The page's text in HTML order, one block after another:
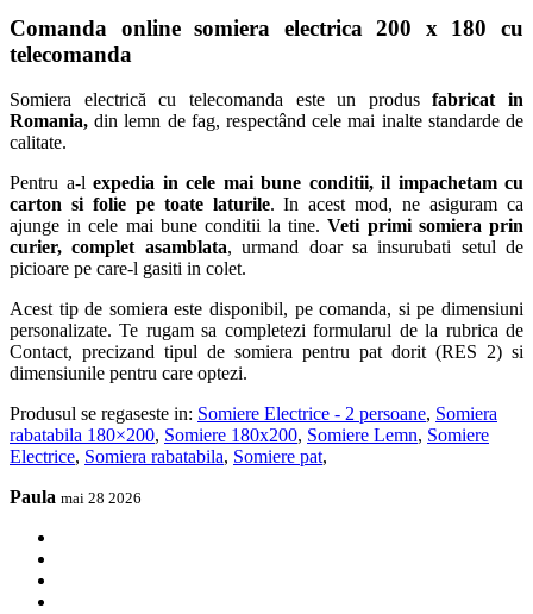
Comanda online somiera electrica 200 x 180 cu
telecomanda
Somiera electrică cu telecomanda este un produsfabricat in
Romania,din lemn de fag, respectând cele mai inalte standarde de
calitate.
Pentru a-l expedia in cele mai bune conditii, il impachetam cu
carton si folie pe toate laturile. In acest mod, ne asiguram ca
ajunge in cele mai bune conditii la tine.Veti primi somiera prin
curier, complet asamblata, urmand doar sa insurubati setul de
picioare pe care-l gasiti in colet.
Acest tip de somiera este disponibil, pe comanda, si pe dimensiuni
personalizate. Te rugam sa completezi formularul de la rubrica de
Contact, precizand tipul de somiera pentru pat dorit (RES 2) si
dimensiunile pentru care optezi.
Produsul se regaseste in: Somiere Electrice - 2 persoane, Somiera
rabatabila 180×200, Somiere 180x200, Somiere Lemn, Somiere
Electrice, Somiera rabatabila, Somiere pat,
Paula mai 28 2026